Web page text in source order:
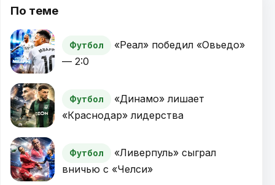
По теме
Футбол
«Реал» победил «Овьедо»
— 2:0
Футбол
«Динамо» лишает
«Краснодар» лидерства
Футбол
«Ливерпуль» сыграл
вничью с «Челси»